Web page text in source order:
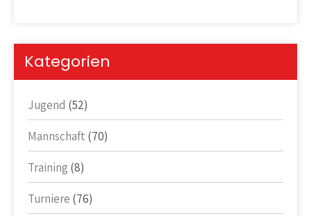
Kategorien
Jugend (52)
Mannschaft (70)
Training (8)
Turniere (76)